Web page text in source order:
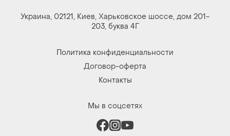
Украина, 02121, Киев, Харьковское шоссе, дом 201-
203, буква 4Г
Политика конфиденциальности
Договор-оферта
Контакты
Мы в соцсетях